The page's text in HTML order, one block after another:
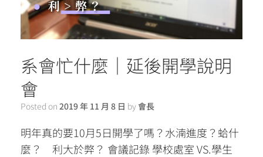
系會忙什麼｜延後開學說明
會
Posted on 2019 年 11 月 8 日 by會長
明年真的要10月5日開學了嗎？水湳進度？蛤什
麼？ 利大於弊？ 會議記錄 學校處室 VS.學生